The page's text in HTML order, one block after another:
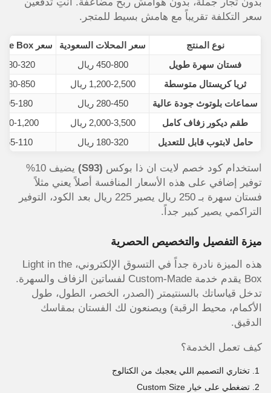
سعر التكلفة تقريباً مع هامش بسيط للمتجر.
نوع المنتج سعر المحلات السعودية
سعر Light in the Box
فستان سهرة طويل
450-800 ريال
180-320 ريال
ثريا كريستال متوسطة
1,200-2,500 ريال
380-850 ريال
سماعات بلوتوث جودة عالية
280-450 ريال
95-180 ريال
طقم ديكور زفاف كامل
2,000-3,500 ريال
650-1,200
حامل لابتوب قابل للتعديل
180-320 ريال 65-110 ريال
استخدام كود خصم لايت ان ذا بوكس (S93)
يضيف 10%
توفير إضافي على هذه الأسعار المنافسة أصلاً يعني مثلاً
فستان سهرة بـ 250 ريال يصير 225 ريال بعد الكود، التوفير
التراكمي يصير كبير جداً.
ميزة التفصيل والتخصيص الحصرية
هذه الميزة نادرة جداً في التسوق الإلكتروني، Light in the
Box يقدم خدمة Custom-Made لفساتين الزفاف والسهرة.
تدخل قياساتك بالسنتيمتر (الصدر، الخصر، الطول، طول
الأكمام، محيط الرقبة) ويصنعون لك الفستان بمقاسك
الدقيق.
كيف تعمل الخدمة؟
تختاري التصميم اللي يعجبك من الكتالوج
تضغطي على خيار Custom Size